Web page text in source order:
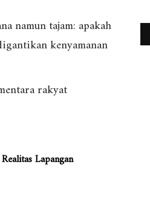
namun tajam: apakah
kenyamanan
rakyat
Lapangan